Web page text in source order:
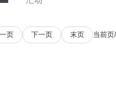
页 下一页 末页 当前